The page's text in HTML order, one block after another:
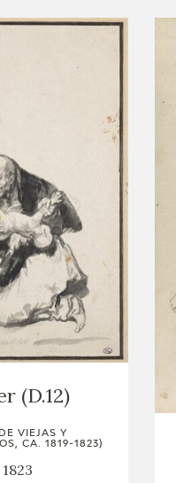
(D.12)
VIEJAS Y
CA. 1819-1823)